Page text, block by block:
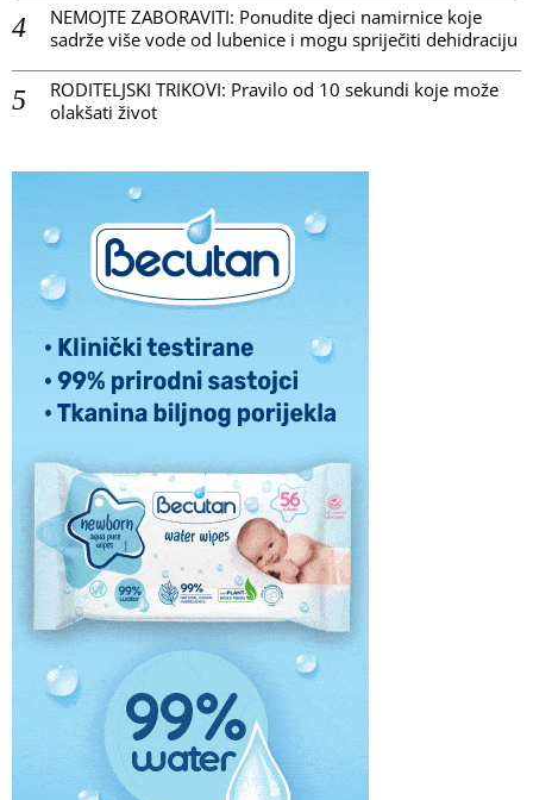
NEMOJTE ZABORAVITI: Ponudite djeci namirnice koje
sadrže više vode od lubenice i mogu spriječiti dehidraciju
RODITELJSKI TRIKOVI: Pravilo od 10 sekundi koje može
olakšati život